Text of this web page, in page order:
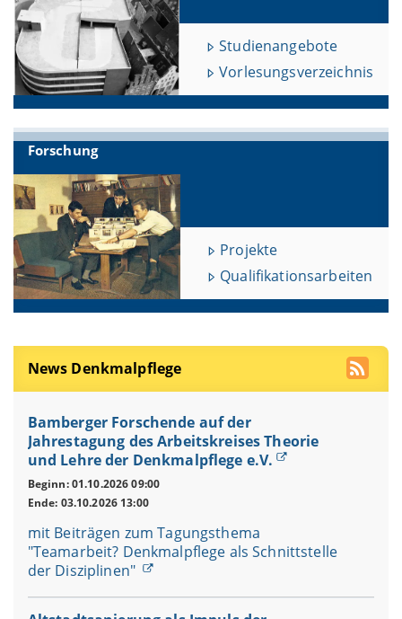
Studienangebote
Vorlesungsverzeichnis
Forschung
Projekte
Qualifikationsarbeiten
News Denkmalpflege
Bamberger Forschende auf der
Jahrestagung des Arbeitskreises Theorie
und Lehre der Denkmalpflege e.V.
Beginn: 01.10.2026 09:00
Ende: 03.10.2026 13:00
mit Beiträgen zum Tagungsthema
"Teamarbeit? Denkmalpflege als Schnittstelle
der Disziplinen"